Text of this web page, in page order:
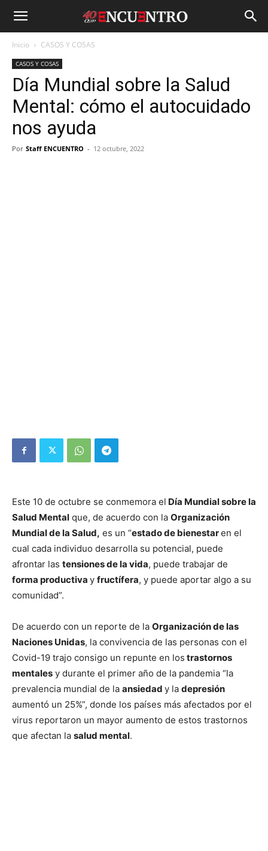
Inicio CASOS Y COSAS
CASOS Y COSAS
Día Mundial sobre la Salud
Mental: cómo el autocuidado
nos ayuda
Por Staff ENCUENTRO - 12 octubre, 2022
Este 10 de octubre se conmemora el Día Mundial sobre la
Salud Mental que, de acuerdo con la Organización
Mundial de la Salud, es un “estado de bienestaren el
cual cada individuo desarrolla su potencial, puede
afrontar las tensiones de la vida, puede trabajar de
forma productiva y fructífera, y puede aportar algo a su
comunidad”.
De acuerdo con un reporte de la Organización de las
Naciones Unidas, la convivencia de las personas con el
Covid-19 trajo consigo un repunte en los trastornos
mentales y durante el primer año de la pandemia “la
prevalencia mundial de la ansiedad y la depresión
aumentó un 25%”, donde los países más afectados por el
virus reportaron un mayor aumento de estos trastornos
que afectan la salud mental.